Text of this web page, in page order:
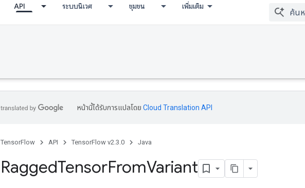
API ระบบนิเวศ ชุมชน เพิ่มเติม
หน้านี้ได้รับการแปลโดย Cloud Translation API
TensorFlow API TensorFlow v2.3.0 Java
RaggedTensorFromVariant